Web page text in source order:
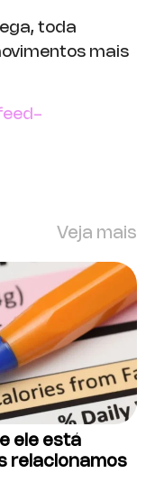
toda
mais
Veja mais
ele está
relacionamos